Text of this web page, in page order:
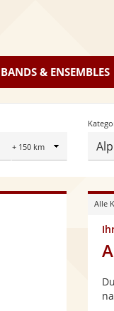
BANDS & ENSEMBLES
Ort
Events
festlegen
Alle